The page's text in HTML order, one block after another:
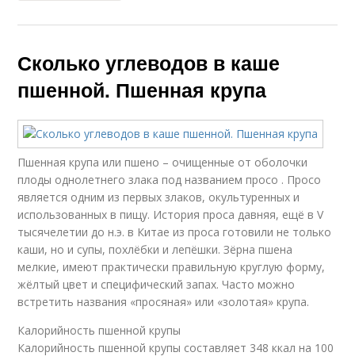
Сколько углеводов в каше
пшенной. Пшенная крупа
Пшенная крупа или пшено – очищенные от оболочки
плоды однолетнего злака под названием просо . Просо
является одним из первых злаков, окультуренных и
использованных в пищу. История проса давняя, ещё в V
тысячелетии до н.э. в Китае из проса готовили не только
каши, но и супы, похлёбки и лепёшки. Зёрна пшена
мелкие, имеют практически правильную круглую форму,
жёлтый цвет и специфический запах. Часто можно
встретить названия «просяная» или «золотая» крупа.
Калорийность пшенной крупы
Калорийность пшенной крупы составляет 348 ккал на 100